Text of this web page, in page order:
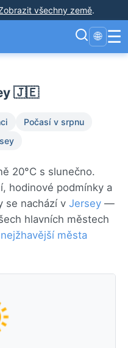
všechny země.
🌐 ☰
🇯🇪
Počasí v srpnu
20°C s slunečno.
hodinové podmínky a
se nachází v Jersey —
hlavních městech
nejžhavější města